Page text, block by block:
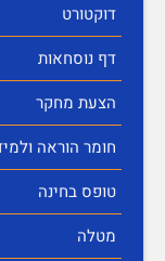
דוקטורט
דף נוסחאות
הצעת מחקר
חומר הוראה
טופס בחינה
מטלה